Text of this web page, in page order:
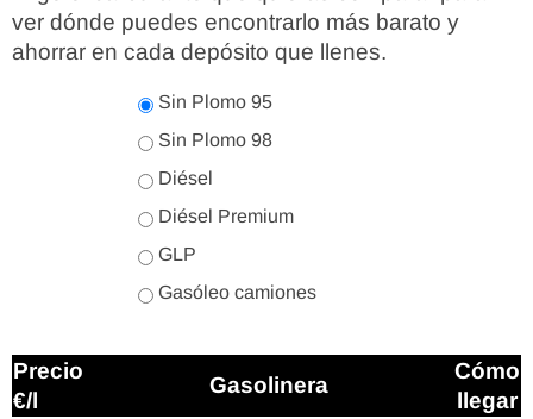
ver dónde puedes encontrarlo más barato y
ahorrar en cada depósito que llenes.
Sin Plomo 95
Sin Plomo 98
Diésel
Diésel Premium
GLP
Gasóleo camiones
Precio
€/l
Gasolinera
Cómo
llegar